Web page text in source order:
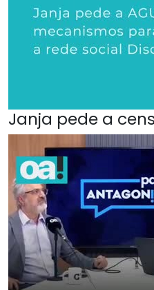
Janja pede a